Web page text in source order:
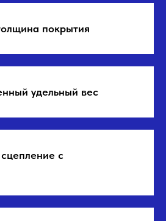
покрытия
удельный вес
с